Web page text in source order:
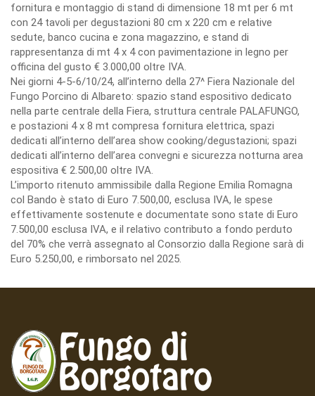
fornitura e montaggio di stand di dimensione 18 mt per 6 mt
con 24 tavoli per degustazioni 80 cm x 220 cm e relative
sedute, banco cucina e zona magazzino, e stand di
rappresentanza di mt 4 x 4 con pavimentazione in legno per
officina del gusto € 3.000,00 oltre IVA.
Nei giorni 4-5-6/10/24, all’interno della 27^ Fiera Nazionale del
Fungo Porcino di Albareto: spazio stand espositivo dedicato
nella parte centrale della Fiera, struttura centrale PALAFUNGO,
e postazioni 4 x 8 mt compresa fornitura elettrica, spazi
dedicati all’interno dell’area show cooking/degustazioni; spazi
dedicati all’interno dell’area convegni e sicurezza notturna area
espositiva € 2.500,00 oltre IVA.
L’importo ritenuto ammissibile dalla Regione Emilia Romagna
col Bando è stato di Euro 7.500,00, esclusa IVA, le spese
effettivamente sostenute e documentate sono state di Euro
7.500,00 esclusa IVA, e il relativo contributo a fondo perduto
del 70% che verrà assegnato al Consorzio dalla Regione sarà di
Euro 5.250,00, e rimborsato nel 2025.